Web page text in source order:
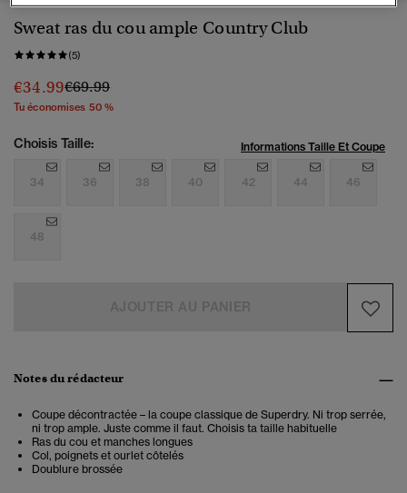
Sweat ras du cou ample Country Club
(5)
€34.99Prix réduit de
€69.99à
Tu économises 50 %
Choisis Taille: Informations Taille Et Coupe
34 36 38 40 42 44 46
48
Notes du rédacteur
Coupe décontractée – la coupe classique de Superdry. Ni trop serrée,
ni trop ample. Juste comme il faut. Choisis ta taille habituelle
Ras du cou et manches longues
Col, poignets et ourlet côtelés
Doublure brossée